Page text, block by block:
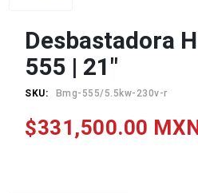
Desbastadora
555 | 21"
SKU: Bmg-555/5.5kw-230v-r
$331,500.00